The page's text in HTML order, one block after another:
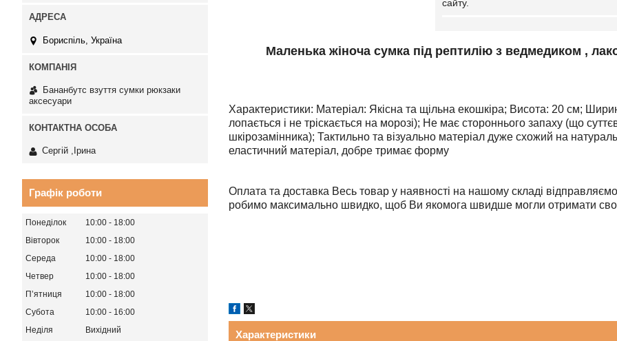
сайту.
Маленька жіноча сумка під рептилію з ведмедиком ,
Характеристики: Матеріал: Якісна та щільна екошкіра; Висота: 20 см;
лопається і не тріскається на морозі); Не має стороннього запаху (що
шкірозамінника); Тактильно та візуально матеріал дуже схожий на
еластичний матеріал, добре тримає форму
Оплата та доставка Весь товар у наявності на нашому складі
робимо максимально швидко, щоб Ви якомога швидше могли отримати
Характеристики
Бориспіль, Україна
Бананбутс взуття сумки рюкзаки
аксесуари
Сергій ,Ірина
Графік роботи
Понеділок 10:00
18:00
Вівторок
10:00
18:00
Середа
10:00
18:00
Четвер
10:00
18:00
Пʼятниця
10:00
18:00
Субота
10:00
16:00
Неділя
Вихідний